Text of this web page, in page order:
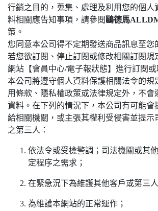
行銷之目的，蒐集、處理及利用您的個人
料相關應告知事項，請參閱 鷗德馬
策。
您同意本公司得不定期發送商品訊息至您
若您欲訂閱、停止訂閱或修改相關訂閱規
網站【會員中心/電子報狀態】進行訂閱或
本公司將遵守個人資料保護相關法令的規
用條款、隱私權政策或法律規定外，不會
資料。在下列的情況下，本公司有可能會
給相關機關，或主張其權利受侵害並提示
之第三人：
依法令或受檢警調；司法機關或其
定程序之需求；
在緊急況下為維護其他客戶或第三
為維護本網站的正常運作；